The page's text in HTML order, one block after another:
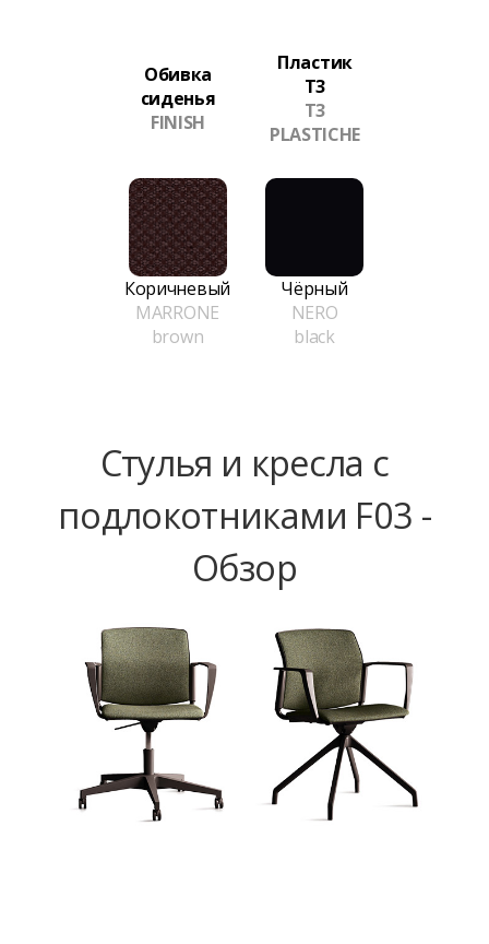
Обивка
сиденья
FINISH
Пластик
T3
T3
PLASTICHE
Коричневый
MARRONE
brown
Чёрный
NERO
black
Стулья и кресла с
подлокотниками F03 -
Обзор